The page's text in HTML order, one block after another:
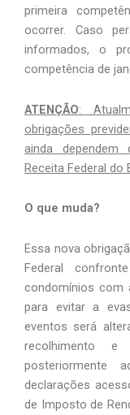
primeira
ocorrer. Caso
informados, o
competência de
ATENÇÃO:
obrigações
ainda dependem
Receita Federal do
O que muda?
Essa nova
Federal
condomínios com
para evitar a
eventos será
recolhimento
posteriormente
declarações
de Imposto de